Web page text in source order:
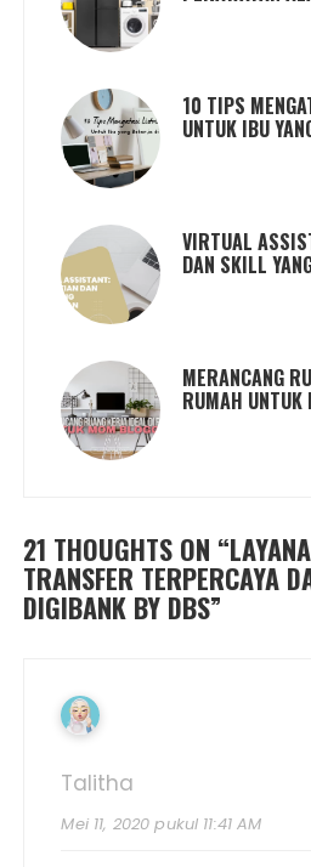
10 TIPS
UNTUK IBU
VIRTUAL
DAN SKILL
MERANCANG
RUMAH UNTUK
21 THOUGHTS ON “
TRANSFER TERPERCAYA
DIGIBANK BY DBS”
Talitha
Mei 11, 2020 pukul 11:41 AM